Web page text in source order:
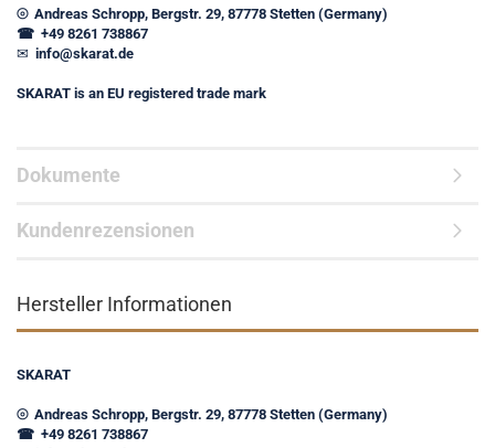
⦾ Andreas Schropp, Bergstr. 29, 87778 Stetten (Germany)
☎ +49 8261 738867
✉ info@skarat.de
SKARAT is an EU registered trade mark
Dokumente
Kundenrezensionen
Hersteller Informationen
SKARAT
⦾ Andreas Schropp, Bergstr. 29, 87778 Stetten (Germany)
☎ +49 8261 738867